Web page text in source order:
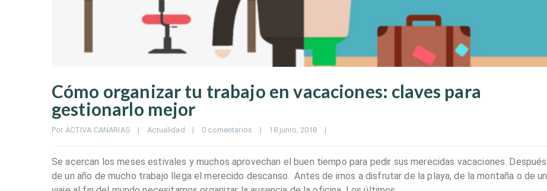
Cómo organizar tu trabajo en vacaciones: claves para
gestionarlo mejor
Por ACTIVA CANARIAS | Actualidad | 0 comentarios | 18 junio, 2018 |
Se acercan los meses estivales y muchos aprovechan el buen tiempo para pedir sus merecidas vacaciones. Después
de un año de mucho trabajo llega el merecido descanso. Antes de irnos a disfrutar de la playa, de la montaña o de un